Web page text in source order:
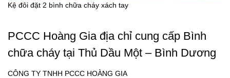
Kệ đôi đặt 2 bình chữa cháy xách tay
PCCC Hoàng Gia địa chỉ cung cấp Bình
chữa cháy tại Thủ Dầu Một – Bình Dương
CÔNG TY TNHH PCCC HOÀNG GIA